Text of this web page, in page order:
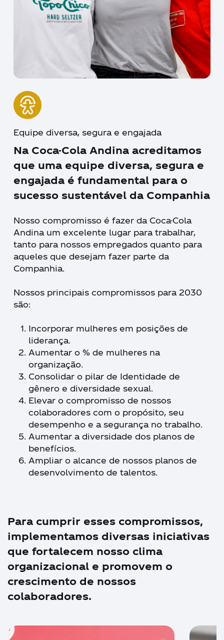
Equipe diversa, segura e engajada
Na Coca-Cola Andina acreditamos
que uma equipe diversa, segura e
engajada é fundamental para o
sucesso sustentável da Companhia
Nosso compromisso é fazer da Coca-Cola
Andina um excelente lugar para trabalhar,
tanto para nossos empregados quanto para
aqueles que desejam fazer parte da
Companhia.
Nossos principais compromissos para 2030
são:
Incorporar mulheres em posições de
liderança.
Aumentar o % de mulheres na
organização.
Consolidar o pilar de Identidade de
gênero e diversidade sexual.
Elevar o compromisso de nossos
colaboradores com o propósito, seu
desempenho e a segurança no trabalho.
Aumentar a diversidade dos planos de
benefícios.
Ampliar o alcance de nossos planos de
desenvolvimento de talentos.
Para cumprir esses compromissos,
implementamos diversas iniciativas
que fortalecem nosso clima
organizacional e promovem o
crescimento de nossos
colaboradores.